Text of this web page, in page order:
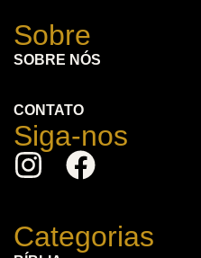
Sobre
SOBRE NÓS
CONTATO
Siga-nos
Categorias